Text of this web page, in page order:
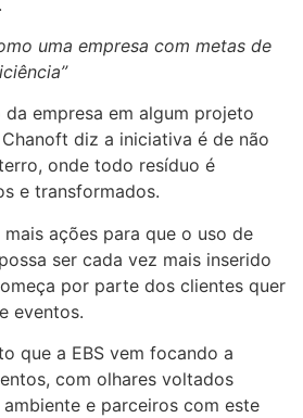
uma empresa com metas de
empresa em algum projeto
diz a iniciativa é de não
onde todo resíduo é
e transformados.
ações para que o uso de
ser cada vez mais inserido
por parte dos clientes quer
eventos.
que a EBS vem focando a
com olhares voltados
e parceiros com este